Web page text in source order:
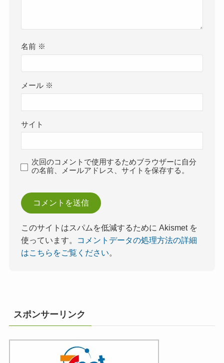
名前 ※
メール ※
サイト
次回のコメントで使用するためブラウザーに自分
の名前、メールアドレス、サイトを保存する。
このサイトはスパムを低減するために Akismet を
使っています。
コメントデータの処理方法の詳細
はこちらをご覧ください。
スポンサーリンク